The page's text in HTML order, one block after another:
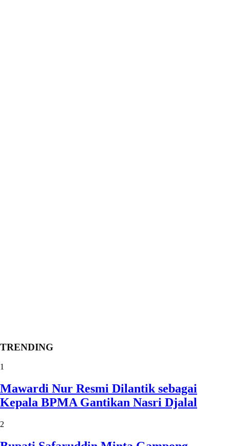
TRENDING
1
Mawardi Nur Resmi Dilantik sebagai
Kepala BPMA Gantikan Nasri Djalal
2